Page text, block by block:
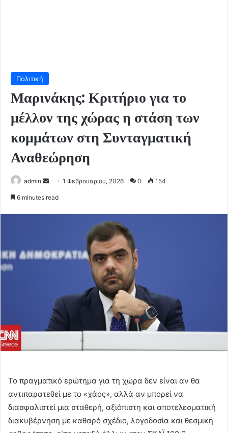
Πολιτική
Μαρινάκης: Κριτήριο για το
μέλλον της χώρας η στάση των
κομμάτων στη Συνταγματική
Αναθεώρηση
admin
Send1 Φεβρουαρίου, 2026 0 154
6 minutes read
Το πραγματικό ερώτημα για τη χώρα δεν είναι αν θα
αντιπαρατεθεί με το «χάος», αλλά αν μπορεί να
διασφαλιστεί μια σταθερή, αξιόπιστη και αποτελεσματική
διακυβέρνηση με καθαρό σχέδιο, λογοδοσία και θεσμική